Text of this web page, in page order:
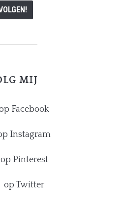
MIJ
Facebook
Instagram
op Pinterest
op Twitter